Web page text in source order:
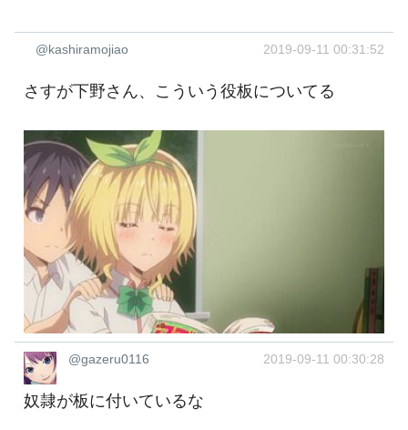
@kashiramojiao 2019-09-11 00:31:52
さすが下野さん、こういう役板についてる
@gazeru0116 2019-09-11 00:30:28
奴隷が板に付いているな